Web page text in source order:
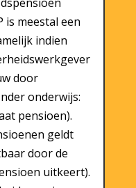
is meestal een
indien
door
onderwijs:
pensioen).
geldt
door de
uitkeert).